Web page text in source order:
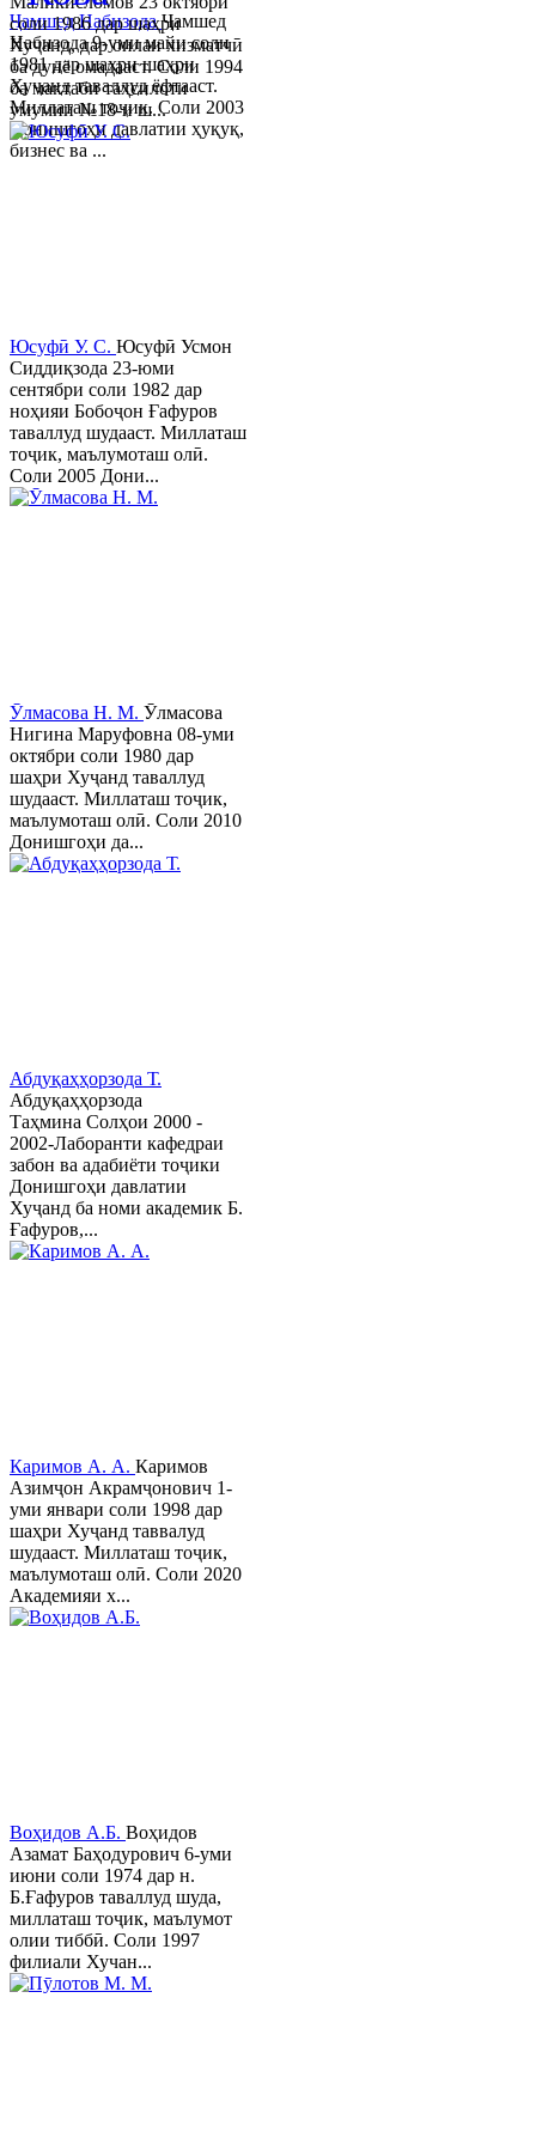
Ҷамшед НабизодаҶамшед
Набизода 9-уми майи соли
1981 дар шаҳри шаҳри
Хуҷанд таваллуд ёфтааст.
Миллаташ тоҷик. Соли 2003
Донишгоҳи давлатии ҳуқуқ,
бизнес ва ...
соли 1986 дар шаҳри
Хуҷанд, дар оилаи хизматчӣ
ба дунё омадааст. Соли 1994
ба мактаби таҳсилоти
умумии №18-и ш...
Юсуфӣ У. C. Юсуфӣ Усмон
Сиддиқзода 23-юми
сентябри соли 1982 дар
ноҳияи Бобоҷон Ғафуров
таваллуд шудааст. Миллаташ
тоҷик, маълумоташ олӣ.
Соли 2005 Дони...
Ӯлмасова Н. М. Ӯлмасова
Нигина Маруфовна 08-уми
октябри соли 1980 дар
шаҳри Хуҷанд таваллуд
шудааст. Миллаташ тоҷик,
маълумоташ олӣ. Соли 2010
Донишгоҳи да...
Абдуқаҳҳорзода Т.
Абдуқаҳҳорзода
Таҳмина Солҳои 2000 -
2002-Лаборанти кафедраи
забон ва адабиёти тоҷики
Донишгоҳи давлатии
Хуҷанд ба номи академик Б.
Ғафуров,...
Каримов А. А. Каримов
Азимҷон Акрамҷонович 1-
уми январи соли 1998 дар
шаҳри Хуҷанд таввалуд
шудааст. Миллаташ тоҷик,
маълумоташ олӣ. Соли 2020
Академияи х...
Воҳидов А.Б. Воҳидов
Азамат Баҳодурович 6-уми
июни соли 1974 дар н.
Б.Ғафуров таваллуд шуда,
миллаташ тоҷик, маълумот
олии тиббӣ. Соли 1997
филиали Хучан...